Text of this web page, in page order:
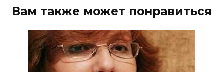
Вам также может понравиться